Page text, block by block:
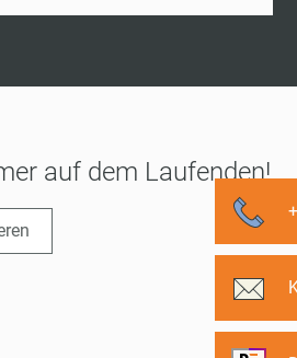
auf dem Laufenden!